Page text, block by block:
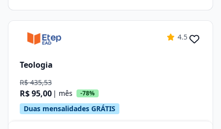
4.5
Teologia
R$ 435,53
R$ 95,00 | mês -78%
Duas mensalidades GRÁTIS